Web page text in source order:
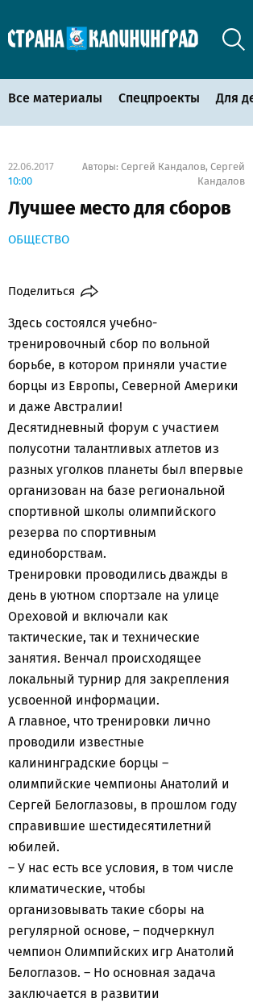
Все материалы Спецпроекты Для
22.06.2017
10:00
Авторы: Сергей Кандалов, Сергей
Кандалов
Лучшее место для сборов
ОБЩЕСТВО
Поделиться
Здесь состоялся учебно-
тренировочный сбор по вольной
борьбе, в котором приняли участие
борцы из Европы, Северной Америки
и даже Австралии!
Десятидневный форум с участием
полусотни талантливых атлетов из
разных уголков планеты был впервые
организован на базе региональной
спортивной школы олимпийского
резерва по спортивным
единоборствам.
Тренировки проводились дважды в
день в уютном спортзале на улице
Ореховой и включали как
тактические, так и технические
занятия. Венчал происходящее
локальный турнир для закрепления
усвоенной информации.
А главное, что тренировки лично
проводили известные
калининградские борцы –
олимпийские чемпионы Анатолий и
Сергей Белоглазовы, в прошлом году
справившие шестидесятилетний
юбилей.
– У нас есть все условия, в том числе
климатические, чтобы
организовывать такие сборы на
регулярной основе, – подчеркнул
чемпион Олимпийских игр Анатолий
Белоглазов. – Но основная задача
заключается в развитии